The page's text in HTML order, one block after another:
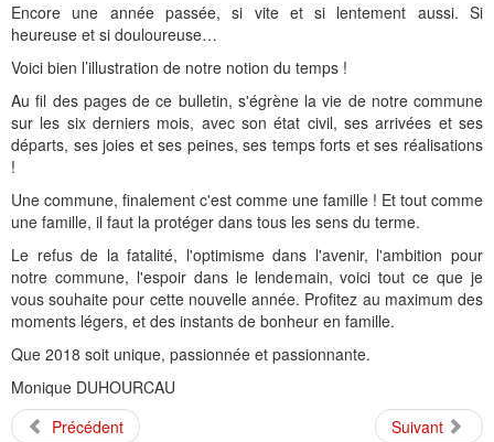
Histoire et patrimoine
Le village en images
Accueil des groupes
Aires de pique-nique
Montagne et eaux vives
Artisanats d'arts
Manifestations
Liens touristiques
Villes
Culture et découverte
Sports d'hivers et thermes
Jusqu'au XXe siécle
Vers le progrès
Le XXe siécle
Municipalité depuis 1789
Translation du cimetière
Recensement de 1385
L'église Saint Jean-Baptiste
Le cimetière
Le monument aux morts
Les chemins
Les savoir-faire
Cartes anciennes
Représentations externes
PV du Conseil Municipal
Le service technique
Le service scolaire
Services aux personnes
Conseil Communautaire
Compétences
Réalisations
Plan Local d'Urbanisme
PLU 2025 modification simplifiée N° 1
PLU 2020
Restauration du calvaire
Équipements
Projets
Réalisations
Budget et finances
Budgets primitifs
Comptes administratifs
Fiscalité
Bulletins municipaux
État civil
Naissances
Mariages / Pacs
Décès
Mentions légales et politique de confidentialité
Ecole publique
Collège et lycées
Collèges aux alentours
L'activité Lestelloise
Sports
Associations
Services publics
Administrations
Santé / Social
Maisons de retraite
Transports
Déchets
La légende
Les pèlerinages
Récit de voyage en 1645
La Chapelle Notre Dame
La Chapelle Saint Michel
Le calvaire
Le Musée
La vie à Bétharram
L'ensemble scolaire
La maison de retraite
Votre séjour
Encore une année passée, si vite et si lentement aussi. Si
heureuse et si douloureuse…
Voici bien l’illustration de notre notion du temps !
Au fil des pages de ce bulletin, s'égrène la vie de notre commune
sur les six derniers mois, avec son état civil, ses arrivées et ses
départs, ses joies et ses peines, ses temps forts et ses réalisations
!
Une commune, finalement c'est comme une famille ! Et tout comme
une famille, il faut la protéger dans tous les sens du terme.
Le refus de la fatalité, l'optimisme dans l'avenir, l'ambition pour
notre commune, l'espoir dans le lendemain, voici tout ce que je
vous souhaite pour cette nouvelle année. Profitez au maximum des
moments légers, et des instants de bonheur en famille.
Que 2018 soit unique, passionnée et passionnante.
Monique DUHOURCAU
Précédent
Suivant